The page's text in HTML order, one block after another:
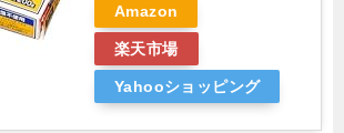
Amazon
楽天市場
Yahooショッピング